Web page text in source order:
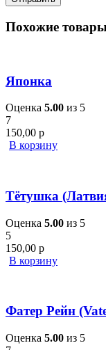
Похожие
Японка
Оценка 5.00 из 5
7
150,00 р
В корзину
Тётушка
Оценка 5.00 из 5
5
150,00 р
В корзину
Фатер Рейн
Оценка 5.00 из 5